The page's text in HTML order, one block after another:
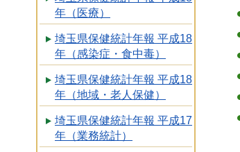
年（医療）
埼玉県保健統計年報 平成18
年（感染症・食中毒）
埼玉県保健統計年報 平成18
年（地域・老人保健）
埼玉県保健統計年報 平成17
年（業務統計）